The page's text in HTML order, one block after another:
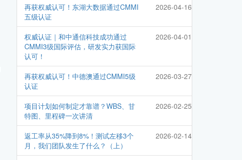
再获权威认可！东湖大数据通过CMMI
五级认证
2026-04-16
权威认证｜和中通信科技成功通过
CMMI3级国际评估，研发实力获国际
认可！
2026-04-01
再获权威认可！中德澳通过CMMI5级
认证
2026-03-27
项目计划如何制定才靠谱？WBS、甘
特图、里程碑一次讲清
2026-02-25
返工率从35%降到8%！测试左移3个
月，我们团队发生了什么？（上）
2026-02-14